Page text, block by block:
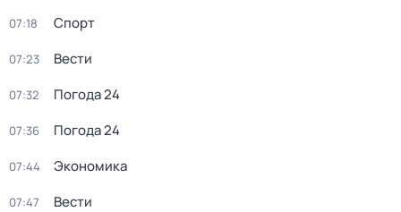
07:18 Спорт
07:23 Вести
07:32 Погода 24
07:36 Погода 24
07:44 Экономика
07:47 Вести